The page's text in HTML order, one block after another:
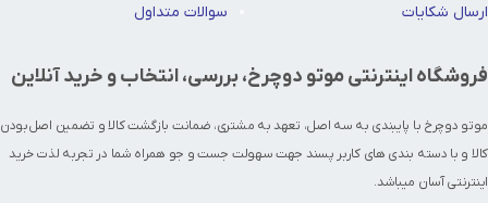
سوالات متداول
ارسال شکایات
فروشگاه اینترنتی موتو دوچرخ، بررسی، انتخاب و خرید آنلاین
موتو دوچرخ با پایبندی به سه اصل، تعهد به مشتری، ضمانت بازگشت کالا و تضمین اصل‌بودن
کالا و با دسته بندی های کاربر پسند جهت سهولت جست و جو همراه شما در تجربه لذت خرید
اینترنتی آسان میباشد.